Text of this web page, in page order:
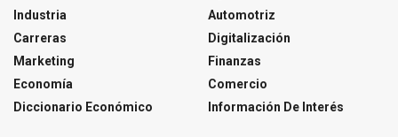
Industria
Carreras
Marketing
Economía
Diccionario Económico
Automotriz
Digitalización
Finanzas
Comercio
Información De Interés